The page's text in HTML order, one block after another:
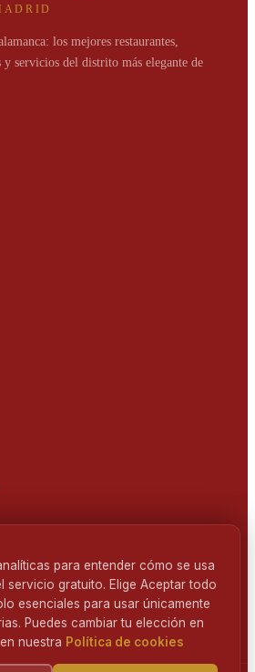
los mejores restaurantes,
y servicios del distrito más elegante de
del Barrio de Salamanca.
Suscríbete
para entender cómo se usa
servicio gratuito. Elige Aceptar todo
esenciales para usar únicamente
Puedes cambiar tu elección en
nuestra Política de cookies